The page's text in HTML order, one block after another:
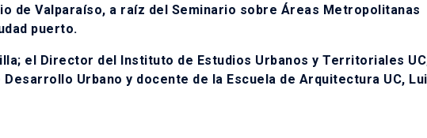
de Valparaíso, a raíz del Seminario sobre Áreas Metropolitanas
puerto.
el Director del Instituto de Estudios Urbanos y Territoriales
Urbano y docente de la Escuela de Arquitectura UC,